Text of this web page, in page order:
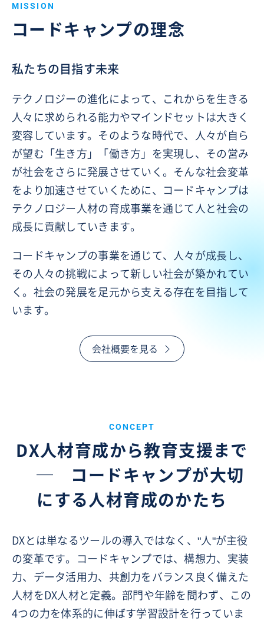
MISSION
コードキャンプの理念
私たちの目指す未来
テクノロジーの進化によって、これからを生きる
人々に求められる能力やマインドセットは大きく
変容しています。そのような時代で、人々が自ら
が望む「生き方」「働き方」を実現し、その営み
が社会をさらに発展させていく。そんな社会変革
をより加速させていくために、コードキャンプは
テクノロジー人材の育成事業を通じて人と社会の
成長に貢献していきます。
コードキャンプの事業を通じて、人々が成長し、
その人々の挑戦によって新しい社会が築かれてい
く。社会の発展を足元から支える存在を目指して
います。
会社概要を見る
CONCEPT
DX人材育成から教育支援まで
─ コードキャンプが大切
にする人材育成のかたち
DXとは単なるツールの導入ではなく、"人"が主役
の変革です。コードキャンプでは、構想力、実装
力、データ活用力、共創力をバランス良く備えた
人材をDX人材と定義。部門や年齢を問わず、この
4つの力を体系的に伸ばす学習設計を行っていま